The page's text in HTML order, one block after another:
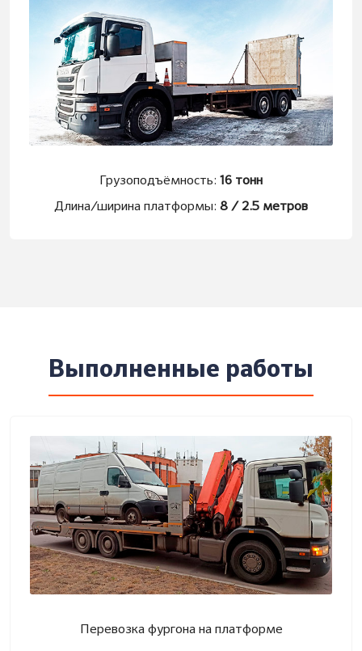
Грузоподъёмность: 16 тонн
Длина/ширина платформы: 8 / 2.5 метров
Выполненные работы
Перевозка фургона на платформе